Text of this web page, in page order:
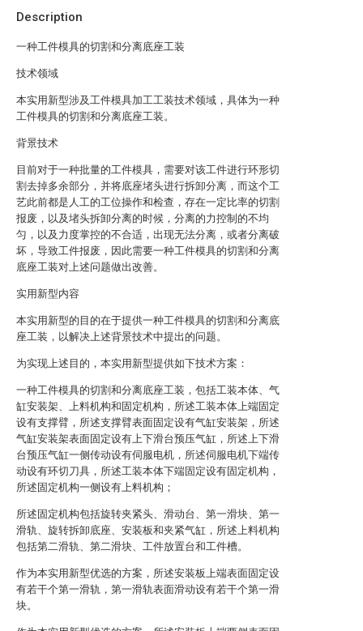
Description
一种工件模具的切割和分离底座工装
技术领域
本实用新型涉及工件模具加工工装技术领域，具体为一种
工件模具的切割和分离底座工装。
背景技术
目前对于一种批量的工件模具，需要对该工件进行环形切
割去掉多余部分，并将底座堵头进行拆卸分离，而这个工
艺此前都是人工的工位操作和检查，存在一定比率的切割
报废，以及堵头拆卸分离的时候，分离的力控制的不均
匀，以及力度掌控的不合适，出现无法分离，或者分离破
坏，导致工件报废，因此需要一种工件模具的切割和分离
底座工装对上述问题做出改善。
实用新型内容
本实用新型的目的在于提供一种工件模具的切割和分离底
座工装，以解决上述背景技术中提出的问题。
为实现上述目的，本实用新型提供如下技术方案：
一种工件模具的切割和分离底座工装，包括工装本体、气
缸安装架、上料机构和固定机构，所述工装本体上端固定
设有支撑臂，所述支撑臂表面固定设有气缸安装架，所述
气缸安装架表面固定设有上下滑台预压气缸，所述上下滑
台预压气缸一侧传动设有伺服电机，所述伺服电机下端传
动设有环切刀具，所述工装本体下端固定设有固定机构，
所述固定机构一侧设有上料机构；
所述固定机构包括旋转夹紧头、滑动台、第一滑块、第一
滑轨、旋转拆卸底座、安装板和夹紧气缸，所述上料机构
包括第二滑轨、第二滑块、工件放置台和工件槽。
作为本实用新型优选的方案，所述安装板上端表面固定设
有若干个第一滑轨，第一滑轨表面滑动设有若干个第一滑
块。